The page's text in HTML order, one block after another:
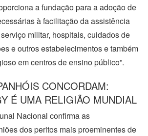
a fundação para a adoção de
à facilitação da assistência
militar, hospitais, cuidados de
e outros estabelecimentos e também
em centros de ensino público”.
CONCORDAM:
É UMA RELIGIÃO MUNDIAL
Nacional confirma as
dos peritos mais proeminentes de